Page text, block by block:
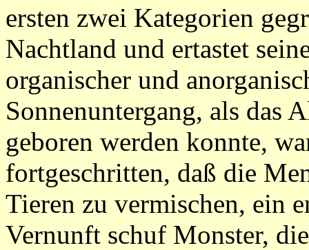
ersten zwei Kategorien
Nachtland und ertastet
organischer und
Sonnenuntergang, als das
geboren werden konnte,
fortgeschritten, daß die
Tieren zu vermischen, ein
Vernunft schuf Monster,